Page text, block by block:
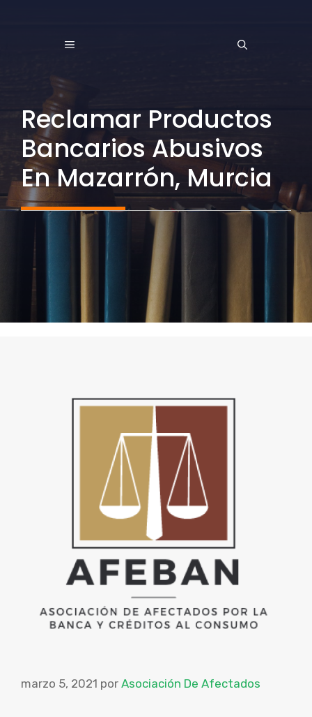
MENÚ
Reclamar Productos
Bancarios Abusivos
En Mazarrón, Murcia
marzo 5, 2021 por Asociación De Afectados